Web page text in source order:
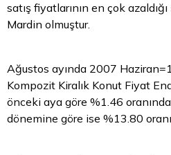
satış fiyatlarının en çok
Mardin olmuştur.
Ağustos ayında 2007
Kompozit Kiralık Konut Fiyat
önceki aya göre %1.46
dönemine göre ise %13.80